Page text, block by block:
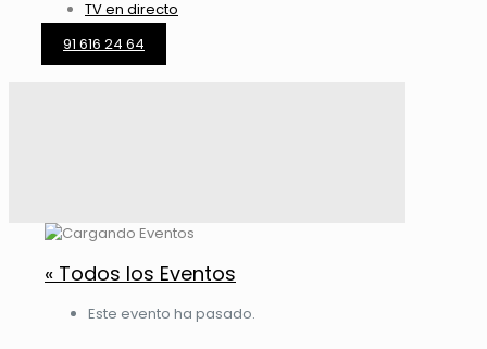
TV en directo
91 616 24 64
« Todos los Eventos
Este evento ha pasado.